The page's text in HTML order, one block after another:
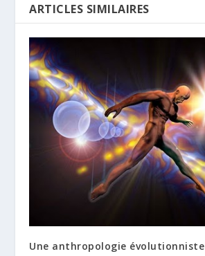
ARTICLES SIMILAIRES
Une anthropologie évolutionniste